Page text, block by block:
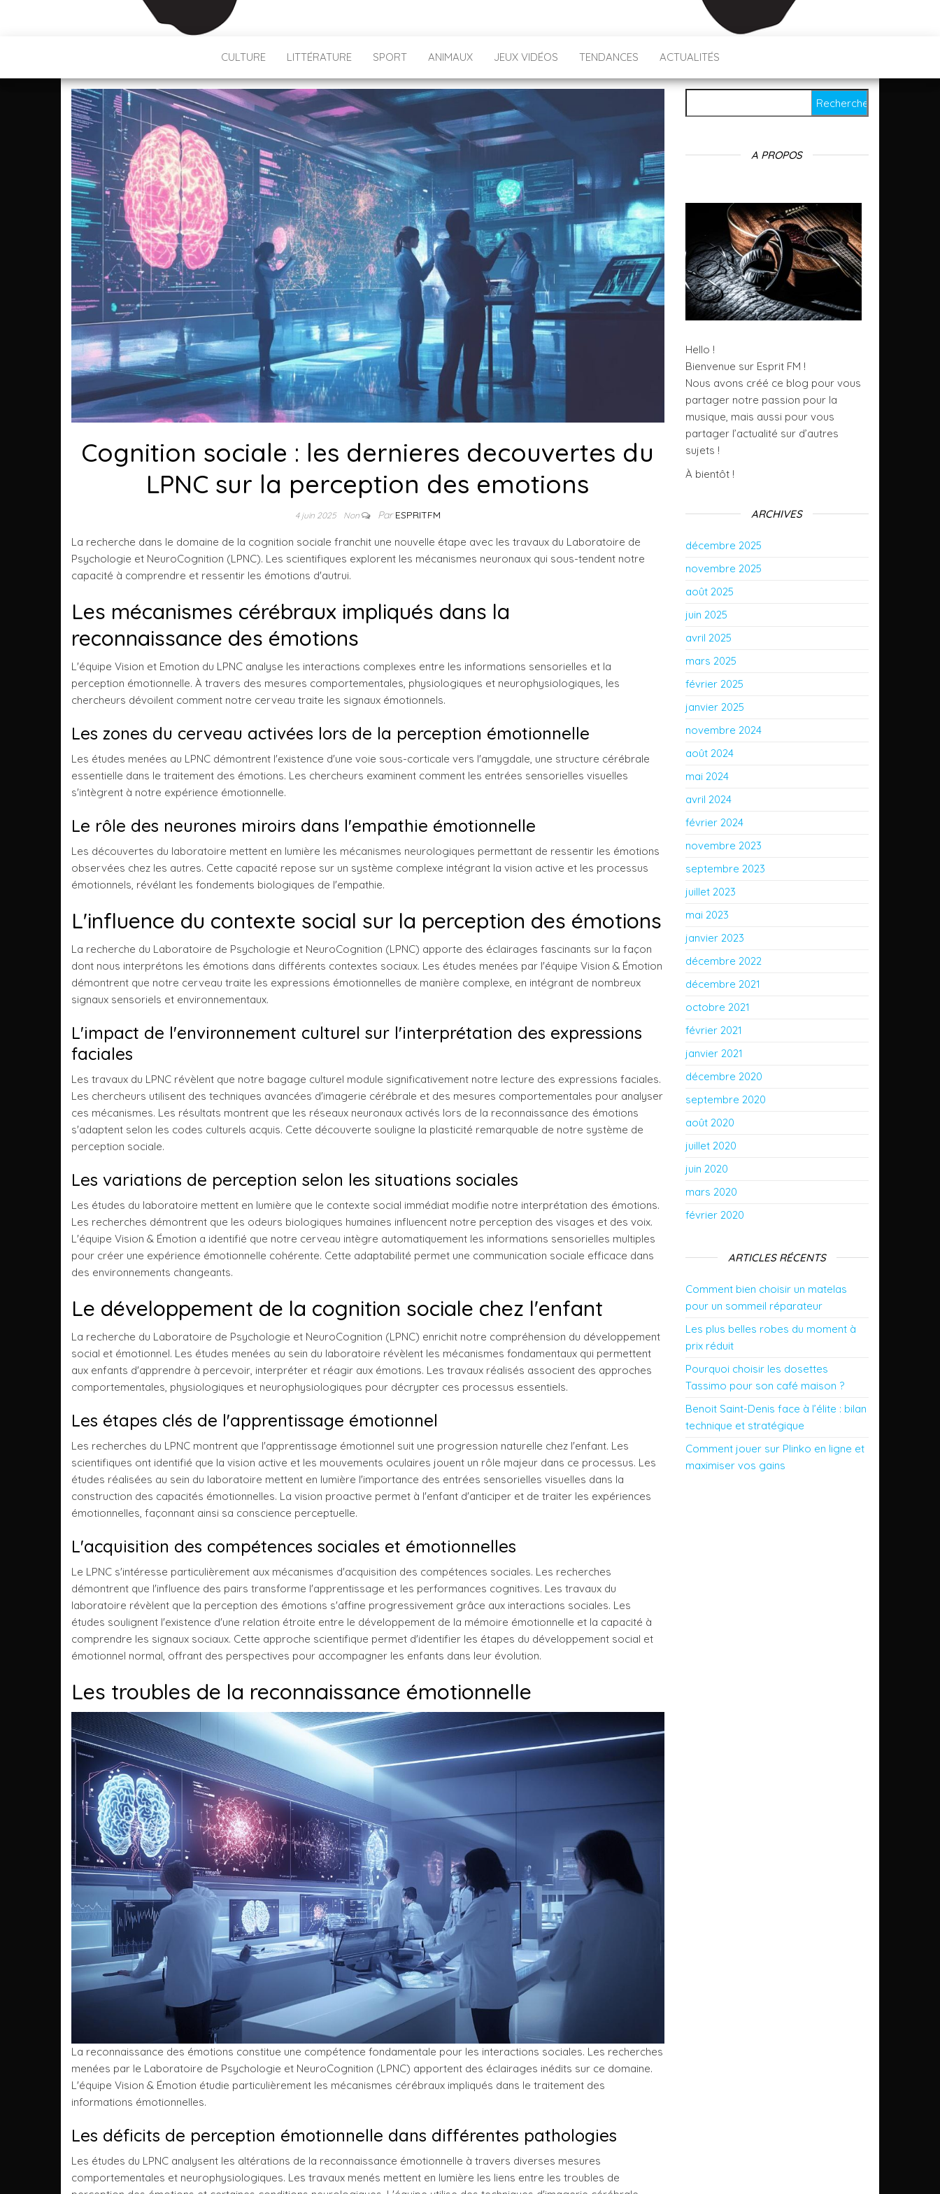
CULTURE LITTÉRATURE SPORT ANIMAUX JEUX VIDÉOS TENDANCES ACTUALITÉS
Cognition sociale : les dernieres decouvertes du
LPNC sur la perception des emotions
4 juin 2025 Non ParESPRITFM
La recherche dans le domaine de la cognition sociale franchit une nouvelle étape avec les travaux du Laboratoire de
Psychologie et NeuroCognition (LPNC). Les scientifiques explorent les mécanismes neuronaux qui sous-tendent notre
capacité à comprendre et ressentir les émotions d'autrui.
Les mécanismes cérébraux impliqués dans la
reconnaissance des émotions
L'équipe Vision et Emotion du LPNC analyse les interactions complexes entre les informations sensorielles et la
perception émotionnelle. À travers des mesures comportementales, physiologiques et neurophysiologiques, les
chercheurs dévoilent comment notre cerveau traite les signaux émotionnels.
Les zones du cerveau activées lors de la perception émotionnelle
Les études menées au LPNC démontrent l'existence d'une voie sous-corticale vers l'amygdale, une structure cérébrale
essentielle dans le traitement des émotions. Les chercheurs examinent comment les entrées sensorielles visuelles
s'intègrent à notre expérience émotionnelle.
Le rôle des neurones miroirs dans l'empathie émotionnelle
Les découvertes du laboratoire mettent en lumière les mécanismes neurologiques permettant de ressentir les émotions
observées chez les autres. Cette capacité repose sur un système complexe intégrant la vision active et les processus
émotionnels, révélant les fondements biologiques de l'empathie.
L'influence du contexte social sur la perception des émotions
La recherche du Laboratoire de Psychologie et NeuroCognition (LPNC) apporte des éclairages fascinants sur la façon
dont nous interprétons les émotions dans différents contextes sociaux. Les études menées par l'équipe Vision & Émotion
démontrent que notre cerveau traite les expressions émotionnelles de manière complexe, en intégrant de nombreux
signaux sensoriels et environnementaux.
L'impact de l'environnement culturel sur l'interprétation des expressions
faciales
Les travaux du LPNC révèlent que notre bagage culturel module significativement notre lecture des expressions faciales.
Les chercheurs utilisent des techniques avancées d'imagerie cérébrale et des mesures comportementales pour analyser
ces mécanismes. Les résultats montrent que les réseaux neuronaux activés lors de la reconnaissance des émotions
s'adaptent selon les codes culturels acquis. Cette découverte souligne la plasticité remarquable de notre système de
perception sociale.
Les variations de perception selon les situations sociales
Les études du laboratoire mettent en lumière que le contexte social immédiat modifie notre interprétation des émotions.
Les recherches démontrent que les odeurs biologiques humaines influencent notre perception des visages et des voix.
L'équipe Vision & Émotion a identifié que notre cerveau intègre automatiquement les informations sensorielles multiples
pour créer une expérience émotionnelle cohérente. Cette adaptabilité permet une communication sociale efficace dans
des environnements changeants.
Le développement de la cognition sociale chez l'enfant
La recherche du Laboratoire de Psychologie et NeuroCognition (LPNC) enrichit notre compréhension du développement
social et émotionnel. Les études menées au sein du laboratoire révèlent les mécanismes fondamentaux qui permettent
aux enfants d'apprendre à percevoir, interpréter et réagir aux émotions. Les travaux réalisés associent des approches
comportementales, physiologiques et neurophysiologiques pour décrypter ces processus essentiels.
Les étapes clés de l'apprentissage émotionnel
Les recherches du LPNC montrent que l'apprentissage émotionnel suit une progression naturelle chez l'enfant. Les
scientifiques ont identifié que la vision active et les mouvements oculaires jouent un rôle majeur dans ce processus. Les
études réalisées au sein du laboratoire mettent en lumière l'importance des entrées sensorielles visuelles dans la
construction des capacités émotionnelles. La vision proactive permet à l'enfant d'anticiper et de traiter les expériences
émotionnelles, façonnant ainsi sa conscience perceptuelle.
L'acquisition des compétences sociales et émotionnelles
Le LPNC s'intéresse particulièrement aux mécanismes d'acquisition des compétences sociales. Les recherches
démontrent que l'influence des pairs transforme l'apprentissage et les performances cognitives. Les travaux du
laboratoire révèlent que la perception des émotions s'affine progressivement grâce aux interactions sociales. Les
études soulignent l'existence d'une relation étroite entre le développement de la mémoire émotionnelle et la capacité à
comprendre les signaux sociaux. Cette approche scientifique permet d'identifier les étapes du développement social et
émotionnel normal, offrant des perspectives pour accompagner les enfants dans leur évolution.
Les troubles de la reconnaissance émotionnelle
La reconnaissance des émotions constitue une compétence fondamentale pour les interactions sociales. Les recherches
menées par le Laboratoire de Psychologie et NeuroCognition (LPNC) apportent des éclairages inédits sur ce domaine.
L'équipe Vision & Émotion étudie particulièrement les mécanismes cérébraux impliqués dans le traitement des
informations émotionnelles.
Les déficits de perception émotionnelle dans différentes pathologies
Les études du LPNC analysent les altérations de la reconnaissance émotionnelle à travers diverses mesures
comportementales et neurophysiologiques. Les travaux menés mettent en lumière les liens entre les troubles de
A PROPOS
Hello !
Bienvenue sur Esprit FM !
Nous avons créé ce blog pour vous
partager notre passion pour la
musique, mais aussi pour vous
partager l’actualité sur d’autres
sujets !
À bientôt !
ARCHIVES
décembre 2025
novembre 2025
août 2025
juin 2025
avril 2025
mars 2025
février 2025
janvier 2025
novembre 2024
août 2024
mai 2024
avril 2024
février 2024
novembre 2023
septembre 2023
juillet 2023
mai 2023
janvier 2023
décembre 2022
décembre 2021
octobre 2021
février 2021
janvier 2021
décembre 2020
septembre 2020
août 2020
juillet 2020
juin 2020
mars 2020
février 2020
ARTICLES RÉCENTS
Comment bien choisir un matelas
pour un sommeil réparateur
Les plus belles robes du moment à
prix réduit
Pourquoi choisir les dosettes
Tassimo pour son café maison ?
Benoit Saint-Denis face à l’élite : bilan
technique et stratégique
Comment jouer sur Plinko en ligne et
maximiser vos gains